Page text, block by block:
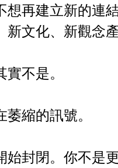
想再建立新的連
文化、新觀念
不是。
縮的訊號。
始封閉。你不是